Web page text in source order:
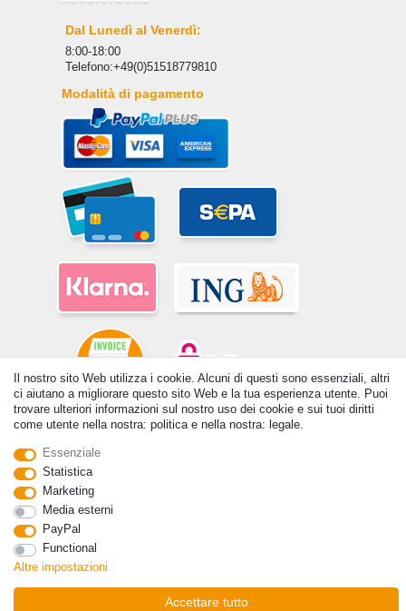
Il nostro sito Web utilizza i cookie. Alcuni di questi sono essenziali, altri
ci aiutano a migliorare questo sito Web e la tua esperienza utente. Puoi
trovare ulteriori informazioni sul nostro uso dei cookie e sui tuoi diritti
come utente nella nostra: politica e nella nostra: legale.
Essenziale
Statistica
Marketing
Media esterni
PayPal
Functional
Altre impostazioni
Accettare tutto
Dal Lunedì al Venerdì:
8:00-18:00
Telefono:+49(0)51518779810
Modalità di pagamento
© Copyright 2026 | Tutti i diritti riservati. - Tutti i diritti riservati. Prezzi
Withdraw from contract here